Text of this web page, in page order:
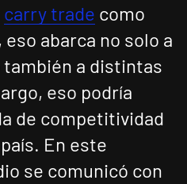
carry trade como
abarca no solo a
a distintas
eso podría
de competitividad
En este
se comunicó con